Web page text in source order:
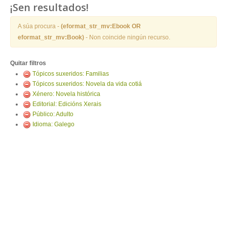
ENTRAR
¡Sen resultados!
A súa procura - (eformat_str_mv:Ebook OR
eformat_str_mv:Book) - Non coincide ningún recurso.
Quitar filtros
Tópicos suxeridos: Familias
Tópicos suxeridos: Novela da vida cotiá
Xénero: Novela histórica
Editorial: Edicións Xerais
Público: Adulto
Idioma: Galego